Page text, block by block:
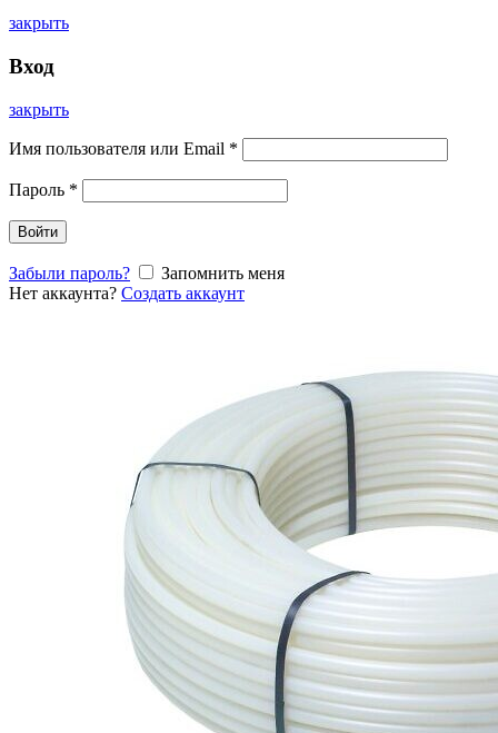
закрыть
Вход
закрыть
Имя пользователя или Email *
Пароль *
Войти
Забыли пароль?
Запомнить меня
Нет аккаунта? Создать аккаунт